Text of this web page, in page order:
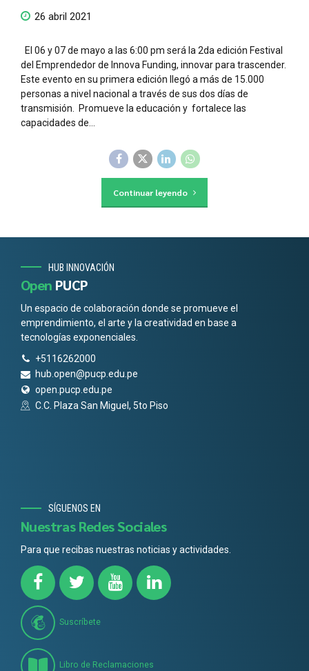
26 abril 2021
El 06 y 07 de mayo a las 6:00 pm será la 2da edición Festival
del Emprendedor de Innova Funding, innovar para trascender.
Este evento en su primera edición llegó a más de 15.000
personas a nivel nacional a través de sus dos días de
transmisión. Promueve la educación y fortalece las
capacidades de...
Continuar leyendo
HUB INNOVACIÓN
Open PUCP
Un espacio de colaboración donde se promueve el
emprendimiento, el arte y la creatividad en base a
tecnologías exponenciales.
+5116262000
hub.open@pucp.edu.pe
open.pucp.edu.pe
C.C. Plaza San Miguel, 5to Piso
SÍGUENOS EN
Nuestras Redes Sociales
Para que recibas nuestras noticias y actividades.
Suscríbete
Libro de Reclamaciones